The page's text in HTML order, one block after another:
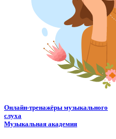
Онлайн-тренажёры музыкального
слуха
Музыкальная академия